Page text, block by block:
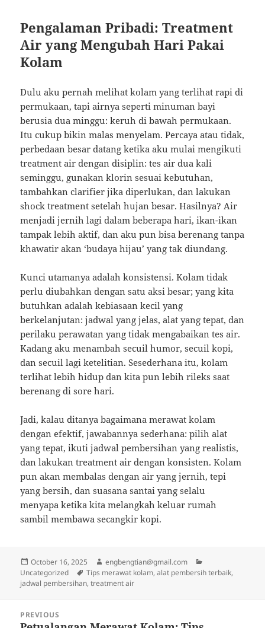
Pengalaman Pribadi: Treatment
Air yang Mengubah Hari Pakai
Kolam
Dulu aku pernah melihat kolam yang terlihat rapi di
permukaan, tapi airnya seperti minuman bayi
berusia dua minggu: keruh di bawah permukaan.
Itu cukup bikin malas menyelam. Percaya atau tidak,
perbedaan besar datang ketika aku mulai mengikuti
treatment air dengan disiplin: tes air dua kali
seminggu, gunakan klorin sesuai kebutuhan,
tambahkan clarifier jika diperlukan, dan lakukan
shock treatment setelah hujan besar. Hasilnya? Air
menjadi jernih lagi dalam beberapa hari, ikan-ikan
tampak lebih aktif, dan aku pun bisa berenang tanpa
khawatir akan ‘budaya hijau’ yang tak diundang.
Kunci utamanya adalah konsistensi. Kolam tidak
perlu diubahkan dengan satu aksi besar; yang kita
butuhkan adalah kebiasaan kecil yang
berkelanjutan: jadwal yang jelas, alat yang tepat, dan
perilaku perawatan yang tidak mengabaikan tes air.
Kadang aku menambah secuil humor, secuil kopi,
dan secuil lagi ketelitian. Sesederhana itu, kolam
terlihat lebih hidup dan kita pun lebih rileks saat
berenang di sore hari.
Jadi, kalau ditanya bagaimana merawat kolam
dengan efektif, jawabannya sederhana: pilih alat
yang tepat, ikuti jadwal pembersihan yang realistis,
dan lakukan treatment air dengan konsisten. Kolam
pun akan membalas dengan air yang jernih, tepi
yang bersih, dan suasana santai yang selalu
menyapa ketika kita melangkah keluar rumah
sambil membawa secangkir kopi.
Posted
on
October 16, 2025 Author
engbengtian@gmail.com
Uncategorized
Tags
Tips merawat kolam, alat pembersih terbaik,
jadwal pembersihan, treatment air
navigation
PREVIOUS